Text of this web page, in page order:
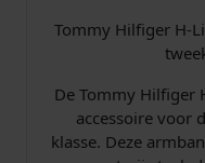
J
2
7
9
0
6
Tommy Hilfiger H-
De Tommy Hilfiger
accessoire voor
klasse. Deze